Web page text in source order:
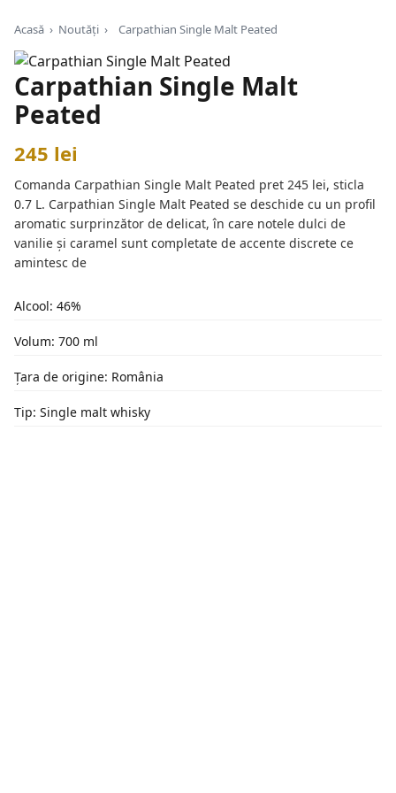
Acasă › Noutăți › Carpathian Single Malt Peated
Carpathian Single Malt
Peated
245 lei
Comanda Carpathian Single Malt Peated pret 245 lei, sticla
0.7 L. Carpathian Single Malt Peated se deschide cu un profil
aromatic surprinzător de delicat, în care notele dulci de
vanilie și caramel sunt completate de accente discrete ce
amintesc de
Alcool: 46%
Volum: 700 ml
Țara de origine: România
Tip: Single malt whisky